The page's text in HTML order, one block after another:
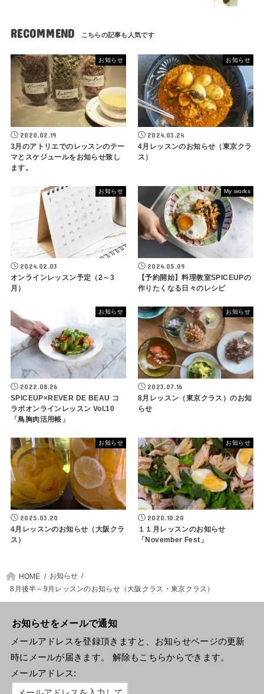
RECOMMEND
お知らせ
2020.02.19
3月のアトリエでのレッスンのテー
マとスケジュールをお知らせ致し
ます。
お知らせ
2024.03.24
4月レッスンのお知らせ（東京クラ
ス）
お知らせ
2024.02.03
オンラインレッスン予定（2～3
月）
My works
2024.05.09
【予約開始】料理教室SPICEUPの
作りたくなる日々のレシピ
お知らせ
2022.08.26
SPICEUP×REVER DE BEAU コ
ラボオンラインレッスン Vol.10
「鳥胸肉活用帳」
お知らせ
2023.07.16
8月レッスン（東京クラス）のお知
らせ
お知らせ
2025.03.20
4月レッスンのお知らせ（大阪クラ
ス）
お知らせ
2020.10.20
１１月レッスンのお知らせ
「November Fest」
HOME
お知らせ
8月後半～9月レッスンのお知らせ（大阪クラス・東京クラス）
お知らせをメールで通知
メールアドレスを登録頂きますと、お知らせページの更新
時にメールが届きます。 解除もこちらからできます。
メールアドレス: